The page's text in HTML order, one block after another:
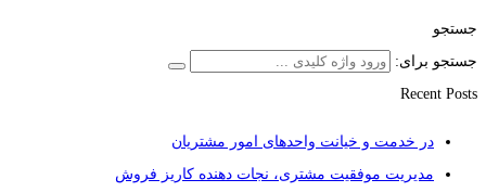
جستجو
جستجو برای:
Recent Posts
در خدمت و خیانت واحدهای امور مشتریان
مدیریت موفقیت مشتری، نجات دهنده کاریز فروش